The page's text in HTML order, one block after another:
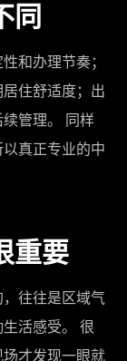
同
和办理节奏；
住舒适度；出
管理。 同样
真正专业的中
重要
往往是区域气
活感受。 很
才发现一眼就